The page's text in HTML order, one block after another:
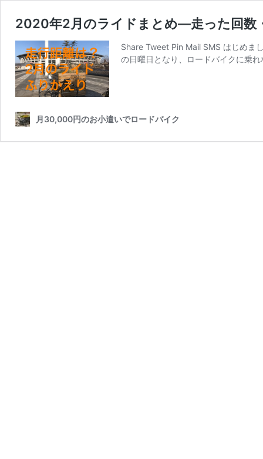
2020年2月のライドまとめ―走った回数
Share Tweet Pin Mail SMS はじめま
の日曜日となり、ロードバイクに乗
月30,000円のお小遣いでロードバイク